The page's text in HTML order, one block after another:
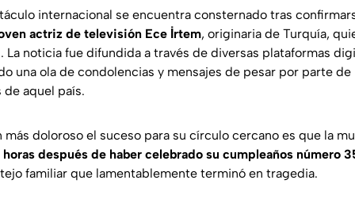
internacional se encuentra consternado tras
actriz de televisión Ece İrtem, originaria de Turquía,
La noticia fue difundida a través de diversas plataformas
una ola de condolencias y mensajes de pesar por parte
aquel país.
más doloroso el suceso para su círculo cercano es que la
horas después de haber celebrado su cumpleaños número
familiar que lamentablemente terminó en tragedia.